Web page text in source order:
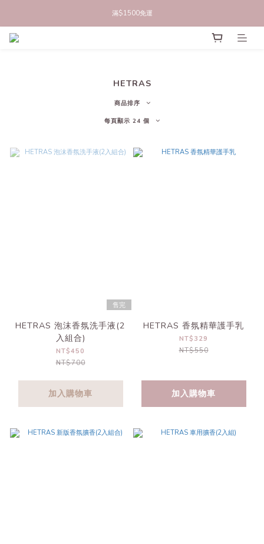
立即註冊官網會員，領50元商品折價券
滿$1500免運
HETRAS
商品排序
每頁顯示 24 個
售完
HETRAS 泡沫香氛洗手液(2
入組合)
NT$450
NT$700
加入購物車
HETRAS 香氛精華護手乳
NT$329
NT$550
加入購物車